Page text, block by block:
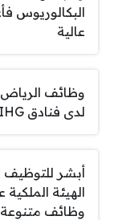
البكالوريوس
عالية
وظائف الرياض
لدى فنادق IHG برواتب عالية
أبشر للتوظيف
الهيئة الملكية
وظائف متنوعة